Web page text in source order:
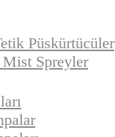
Püskürtücüler
Spreyler